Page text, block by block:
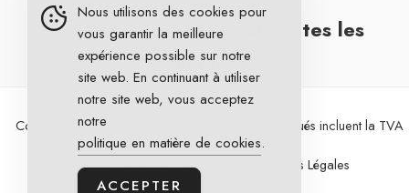
Livraison gratuite pour toutes les
commandes
Copyright 2026 © DG Cycling. Tous les prix indiqués incluent la TVA
Conditions Générales de Vente Mentions Légales
Nous utilisons des cookies pour
vous garantir la meilleure
expérience possible sur notre
site web. En continuant à utiliser
notre site web, vous acceptez
notre
politique en matière de cookies.
ACCEPTER